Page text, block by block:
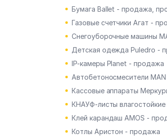
Бумага Ballet - продажа,
Газовые счетчики Агат -
Снегоуборочные машины
Детская одежда Puledro -
IP-камеры Planet - продажа
Автобетоносмесители
Кассовые аппараты
КНАУФ-листы
Клей карандаш AMOS -
Котлы Аристон - продажа